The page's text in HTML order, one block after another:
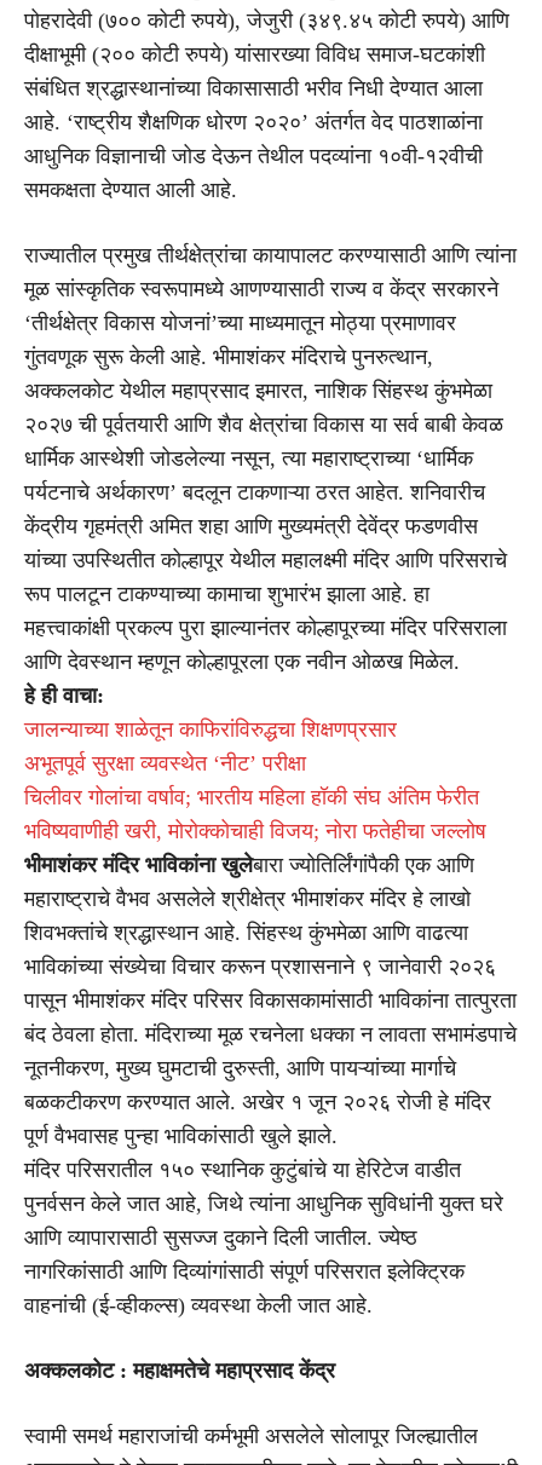
पोहरादेवी (७०० कोटी रुपये), जेजुरी (३४९.४५ कोटी रुपये) आणि
दीक्षाभूमी (२०० कोटी रुपये) यांसारख्या विविध समाज-घटकांशी
संबंधित श्रद्धास्थानांच्या विकासासाठी भरीव निधी देण्यात आला
आहे. ‘राष्ट्रीय शैक्षणिक धोरण २०२०’ अंतर्गत वेद पाठशाळांना
आधुनिक विज्ञानाची जोड देऊन तेथील पदव्यांना १०वी-१२वीची
समकक्षता देण्यात आली आहे.
राज्यातील प्रमुख तीर्थक्षेत्रांचा कायापालट करण्यासाठी आणि त्यांना
मूळ सांस्कृतिक स्वरूपामध्ये आणण्यासाठी राज्य व केंद्र सरकारने
‘तीर्थक्षेत्र विकास योजनां’च्या माध्यमातून मोठ्या प्रमाणावर
गुंतवणूक सुरू केली आहे. भीमाशंकर मंदिराचे पुनरुत्थान,
अक्कलकोट येथील महाप्रसाद इमारत, नाशिक सिंहस्थ कुंभमेळा
२०२७ ची पूर्वतयारी आणि शैव क्षेत्रांचा विकास या सर्व बाबी केवळ
धार्मिक आस्थेशी जोडलेल्या नसून, त्या महाराष्ट्राच्या ‘धार्मिक
पर्यटनाचे अर्थकारण’ बदलून टाकणाऱ्या ठरत आहेत. शनिवारीच
केंद्रीय गृहमंत्री अमित शहा आणि मुख्यमंत्री देवेंद्र फडणवीस
यांच्या उपस्थितीत कोल्हापूर येथील महालक्ष्मी मंदिर आणि परिसराचे
रूप पालटून टाकण्याच्या कामाचा शुभारंभ झाला आहे. हा
महत्त्वाकांक्षी प्रकल्प पुरा झाल्यानंतर कोल्हापूरच्या मंदिर परिसराला
आणि देवस्थान म्हणून कोल्हापूरला एक नवीन ओळख मिळेल.
हे ही वाचा:
जालन्याच्या शाळेतून काफिरांविरुद्धचा शिक्षणप्रसार
अभूतपूर्व सुरक्षा व्यवस्थेत ‘नीट’ परीक्षा
चिलीवर गोलांचा वर्षाव; भारतीय महिला हॉकी संघ अंतिम फेरीत
भविष्यवाणीही खरी, मोरोक्कोचाही विजय; नोरा फतेहीचा जल्लोष
भीमाशंकर मंदिर भाविकांना खुलेबारा ज्योतिर्लिंगांपैकी एक आणि
महाराष्ट्राचे वैभव असलेले श्रीक्षेत्र भीमाशंकर मंदिर हे लाखो
शिवभक्तांचे श्रद्धास्थान आहे. सिंहस्थ कुंभमेळा आणि वाढत्या
भाविकांच्या संख्येचा विचार करून प्रशासनाने ९ जानेवारी २०२६
पासून भीमाशंकर मंदिर परिसर विकासकामांसाठी भाविकांना तात्पुरता
बंद ठेवला होता. मंदिराच्या मूळ रचनेला धक्का न लावता सभामंडपाचे
नूतनीकरण, मुख्य घुमटाची दुरुस्ती, आणि पायऱ्यांच्या मार्गाचे
बळकटीकरण करण्यात आले. अखेर १ जून २०२६ रोजी हे मंदिर
पूर्ण वैभवासह पुन्हा भाविकांसाठी खुले झाले.
मंदिर परिसरातील १५० स्थानिक कुटुंबांचे या हेरिटेज वाडीत
पुनर्वसन केले जात आहे, जिथे त्यांना आधुनिक सुविधांनी युक्त घरे
आणि व्यापारासाठी सुसज्ज दुकाने दिली जातील. ज्येष्ठ
नागरिकांसाठी आणि दिव्यांगांसाठी संपूर्ण परिसरात इलेक्ट्रिक
वाहनांची (ई-व्हीकल्स) व्यवस्था केली जात आहे.
अक्कलकोट : महाक्षमतेचे महाप्रसाद केंद्र
स्वामी समर्थ महाराजांची कर्मभूमी असलेले सोलापूर जिल्ह्यातील